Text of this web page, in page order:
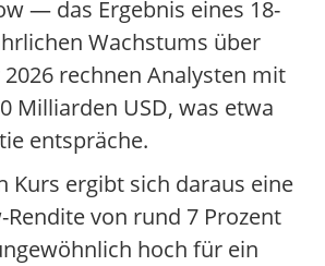
— das Ergebnis eines 18-
Wachstums über
2026 rechnen Analysten mit
Milliarden USD, was etwa
entspräche.
Kurs ergibt sich daraus eine
Rendite von rund 7 Prozent
hoch für ein